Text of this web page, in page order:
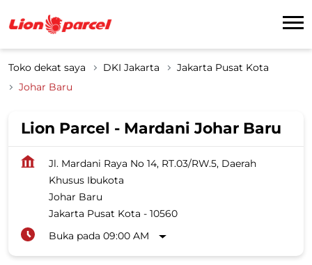
Toko dekat saya DKI Jakarta
Jakarta Pusat Kota
Johar Baru
Lion Parcel - Mardani Johar Baru
Jl. Mardani Raya No 14, RT.03/RW.5, Daerah
Khusus Ibukota
Johar Baru
Jakarta Pusat Kota - 10560
Buka pada 09:00 AM